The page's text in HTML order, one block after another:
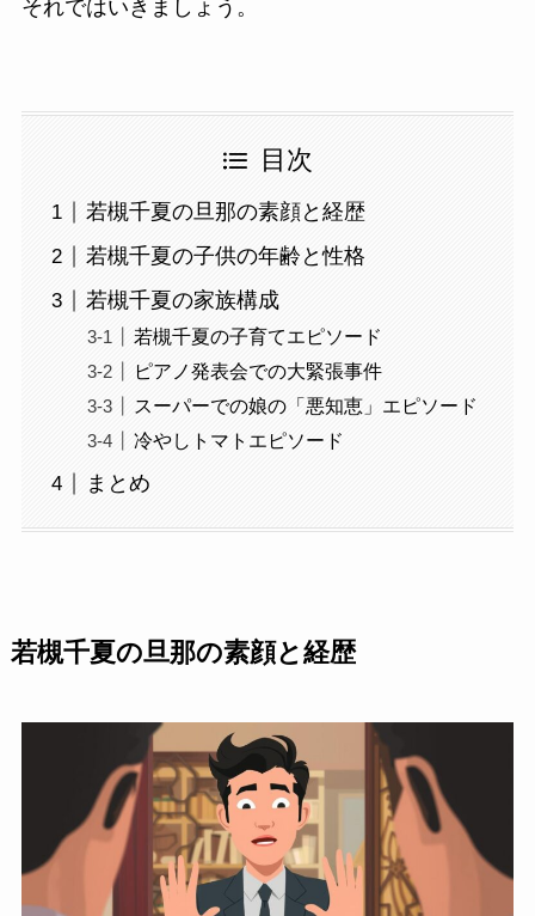
それではいきましょう。
目次
若槻千夏の旦那の素顔と経歴
若槻千夏の子供の年齢と性格
若槻千夏の家族構成
若槻千夏の子育てエピソード
ピアノ発表会での大緊張事件
スーパーでの娘の「悪知恵」エピソード
冷やしトマトエピソード
まとめ
若槻千夏の旦那の素顔と経歴